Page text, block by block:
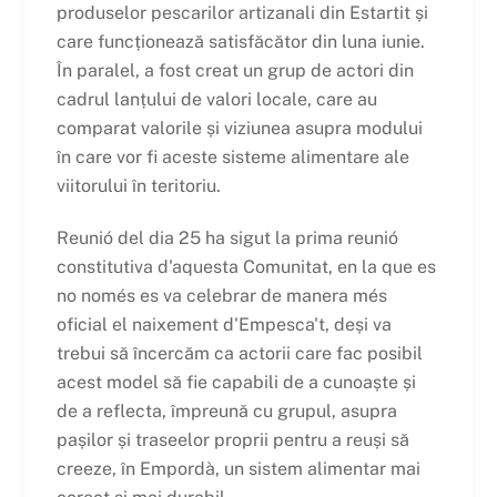
produselor pescarilor artizanali din Estartit și
care funcționează satisfăcător din luna iunie.
În paralel, a fost creat un grup de actori din
cadrul lanțului de valori locale, care au
comparat valorile și viziunea asupra modului
în care vor fi aceste sisteme alimentare ale
viitorului în teritoriu.
Reunió del dia 25 ha sigut la prima reunió
constitutiva d'aquesta Comunitat, en la que es
no només es va celebrar de manera més
oficial el naixement d'Empesca't, deși va
trebui să încercăm ca actorii care fac posibil
acest model să fie capabili de a cunoaște și
de a reflecta, împreună cu grupul, asupra
pașilor și traseelor proprii pentru a reuși să
creeze, în Empordà, un sistem alimentar mai